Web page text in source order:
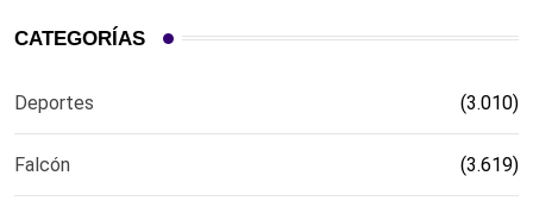
CATEGORÍAS
Deportes (3.010)
Falcón (3.619)